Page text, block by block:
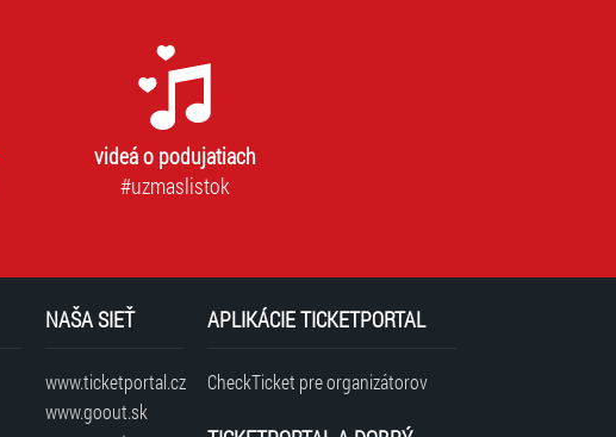
videá o podujatiach
#uzmaslistok
NAŠA SIEŤ
www.ticketportal.cz
www.goout.sk
APLIKÁCIE TICKETPORTAL
CheckTicket pre organizátorov